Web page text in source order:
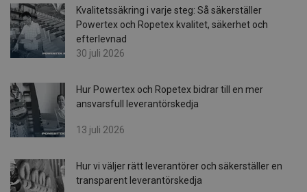
Kvalitetssäkring i varje steg: Så säkerställer
Powertex och Ropetex kvalitet, säkerhet och
efterlevnad
30 juli 2026
Hur Powertex och Ropetex bidrar till en mer
ansvarsfull leverantörskedja
13 juli 2026
Hur vi väljer rätt leverantörer och säkerställer en
transparent leverantörskedja